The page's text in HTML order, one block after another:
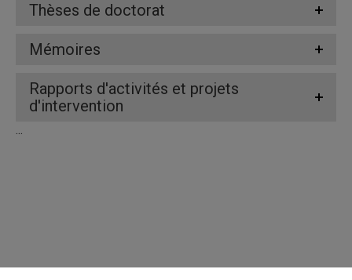
Thèses de doctorat
Mémoires
Rapports d'activités et projets
d'intervention
...